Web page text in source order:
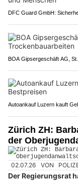
DFC Guard GmbH:
BOA Gipsergeschäft AG,
Autoankauf Luzern kauft
Zürich ZH:
der
02.07.26 VON
Der Regierungsrat